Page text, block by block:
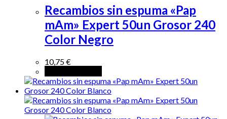
Recambios sin espuma «Pap
mAm» Expert 50un Grosor 240
Color Negro
10,75€